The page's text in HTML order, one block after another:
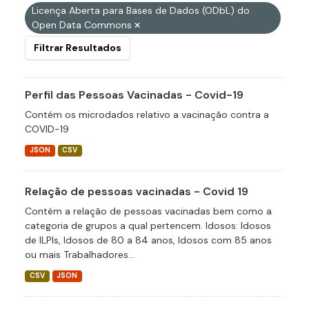
Licença Aberta para Bases de Dados (ODbL) do
Open Data Commons
Filtrar Resultados
Perfil das Pessoas Vacinadas - Covid-19
Contém os microdados relativo a vacinação contra a
COVID-19
JSON CSV
Relação de pessoas vacinadas - Covid 19
Contém a relação de pessoas vacinadas bem como a
categoria de grupos a qual pertencem. Idosos: Idosos
de ILPIs, Idosos de 80 a 84 anos, Idosos com 85 anos
ou mais Trabalhadores...
CSV JSON